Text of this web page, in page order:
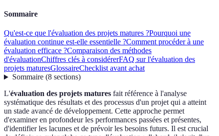
Sommaire
Qu'est-ce que l'évaluation des projets matures ?Pourquoi une
évaluation continue est-elle essentielle ?Comment procéder à une
évaluation efficace ?Comparaison des méthodes
d'évaluationChiffres clés à considérerFAQ sur l'évaluation des
projets maturesGlossaireChecklist avant achat
Sommaire(8 sections)
L'évaluation des projets matures fait référence à l'analyse
systématique des résultats et des processus d'un projet qui a atteint
un stade avancé de développement. Cette approche permet
d'examiner en profondeur les performances passées et présentes,
d'identifier les lacunes et de prévoir les besoins futurs. Il est crucial